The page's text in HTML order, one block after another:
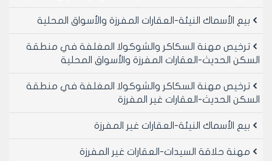
بيع الأسماك النيئة-العقارات المفرزة والأسواق المحلية
ترخيص مهنة السكاكر والشوكولا المغلفة في منطقة
السكن الحديث-العقارات المفرزة والأسواق المحلية
ترخيص مهنة السكاكر والشوكولا المغلفة في منطقة
السكن الحديث-العقارات غير المفرزة
بيع الأسماك النيئة-العقارات غير المفرزة
مهنة حلاقة السيدات-العقارات غير المفرزة